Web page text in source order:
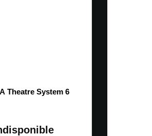
Theatre System 6